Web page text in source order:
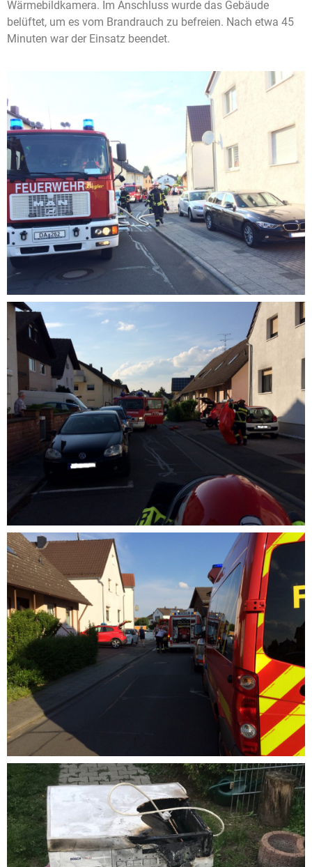
Wärmebildkamera. Im Anschluss wurde das Gebäude
belüftet, um es vom Brandrauch zu befreien. Nach etwa 45
Minuten war der Einsatz beendet.